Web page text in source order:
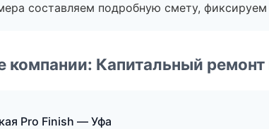
составляем подробную смету,
компании: Капитальный ремонт
Pro Finish — Уфа